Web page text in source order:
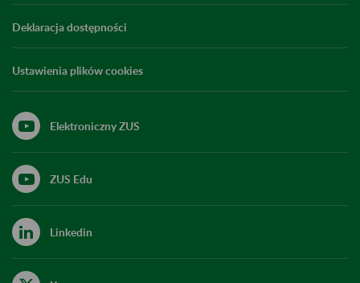
Deklaracja dostępności
Ustawienia plików cookies
Elektroniczny ZUS
ZUS Edu
Linkedin